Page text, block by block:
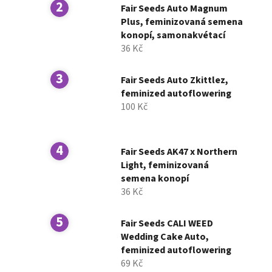
n
n
e
Fair Seeds Auto Magnum
Plus, feminizovaná semena
konopí, samonakvétací
36 Kč
Fair Seeds Auto Zkittlez,
feminized autoflowering
100 Kč
Fair Seeds AK47 x Northern
Light, feminizovaná
semena konopí
36 Kč
Fair Seeds CALI WEED
Wedding Cake Auto,
feminized autoflowering
69 Kč